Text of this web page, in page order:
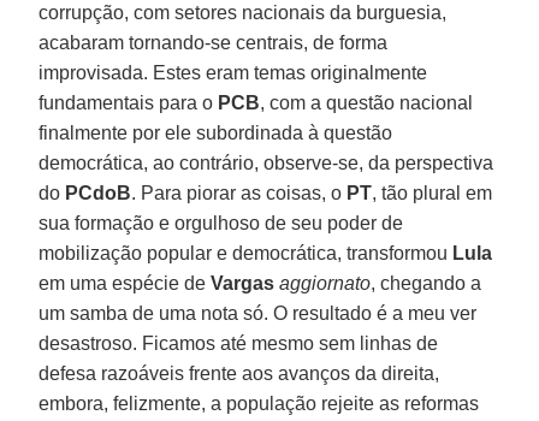
corrupção, com setores nacionais da burguesia,
acabaram tornando-se centrais, de forma
improvisada. Estes eram temas originalmente
fundamentais para o PCB, com a questão nacional
finalmente por ele subordinada à questão
democrática, ao contrário, observe-se, da perspectiva
do PCdoB. Para piorar as coisas, o PT, tão plural em
sua formação e orgulhoso de seu poder de
mobilização popular e democrática, transformou Lula
em uma espécie deVargas aggiornato, chegando a
um samba de uma nota só. O resultado é a meu ver
desastroso. Ficamos até mesmo sem linhas de
defesa razoáveis frente aos avanços da direita,
embora, felizmente, a população rejeite as reformas